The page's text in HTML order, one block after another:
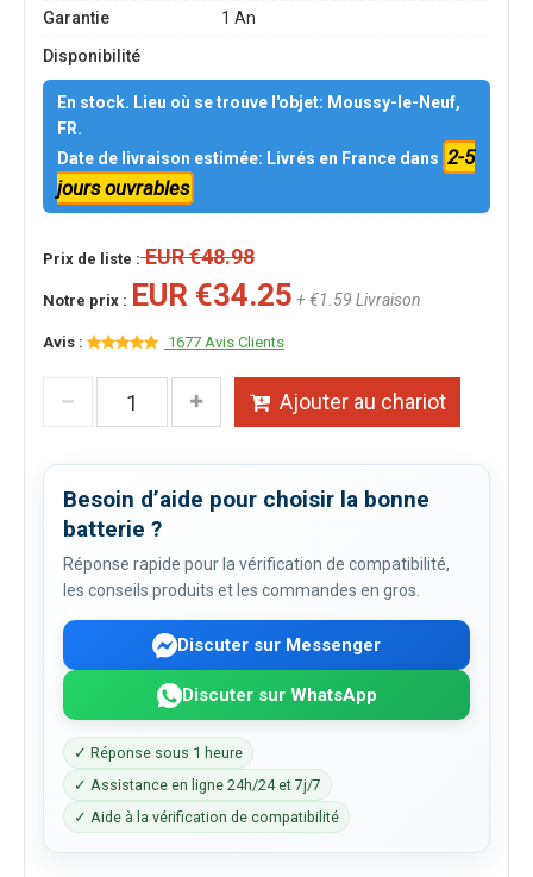
Garantie
1 An
Disponibilité
En stock. Lieu où se trouve l'objet: Moussy-le-Neuf,
FR.
Date de livraison estimée: Livrés en France dans 2-5
jours ouvrables
Prix de liste :EUR €48.98
Notre prix : EUR €34.25 + €1.59 Livraison
Avis : 1677 Avis Clients
Ajouter au chariot
Besoin d’aide pour choisir la bonne
batterie ?
Réponse rapide pour la vérification de compatibilité,
les conseils produits et les commandes en gros.
Discuter sur Messenger
Discuter sur WhatsApp
✓ Réponse sous 1 heure
✓ Assistance en ligne 24h/24 et 7j/7
✓ Aide à la vérification de compatibilité